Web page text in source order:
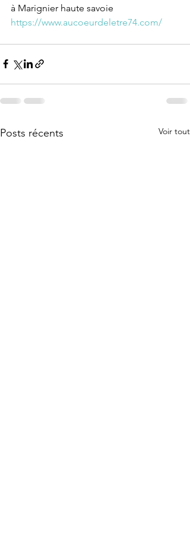
à Marignier haute savoie
https://www.aucoeurdeletre74.com/
Posts récents Voir tout